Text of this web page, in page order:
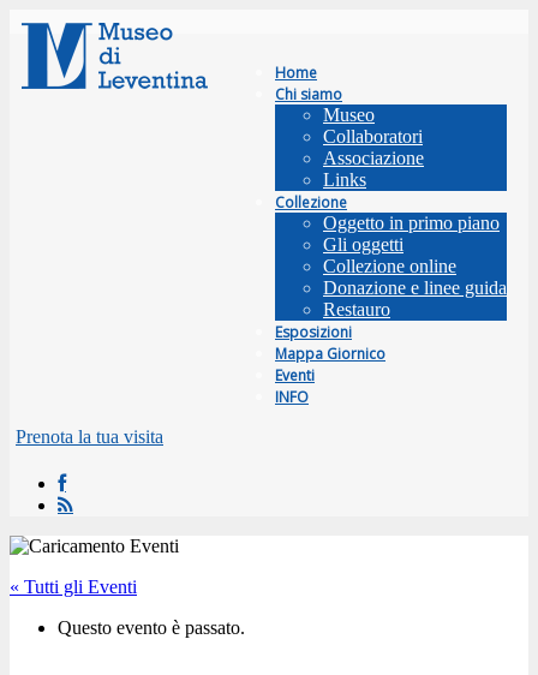
Home
Chi siamo
Museo
Collaboratori
Associazione
Links
Collezione
Oggetto in primo piano
Gli oggetti
Collezione online
Donazione e linee guida
Restauro
Esposizioni
Mappa Giornico
Eventi
INFO
Prenota la tua visita
« Tutti gli Eventi
Questo evento è passato.